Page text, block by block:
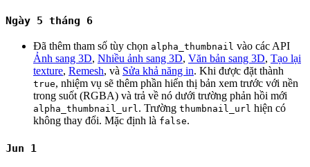
Ngày 5 tháng 6
Đã thêm tham số tùy chọn alpha_thumbnail vào các API
Ảnh sang 3D, Nhiều ảnh sang 3D, Văn bản sang 3D, Tạo lại
texture, Remesh, và Sửa khả năng in. Khi được đặt thành
true, nhiệm vụ sẽ thêm phần hiển thị bản xem trước với nền
trong suốt (RGBA) và trả về nó dưới trường phản hồi mới
alpha_thumbnail_url. Trường thumbnail_url hiện có
không thay đổi. Mặc định là false.
Jun 1